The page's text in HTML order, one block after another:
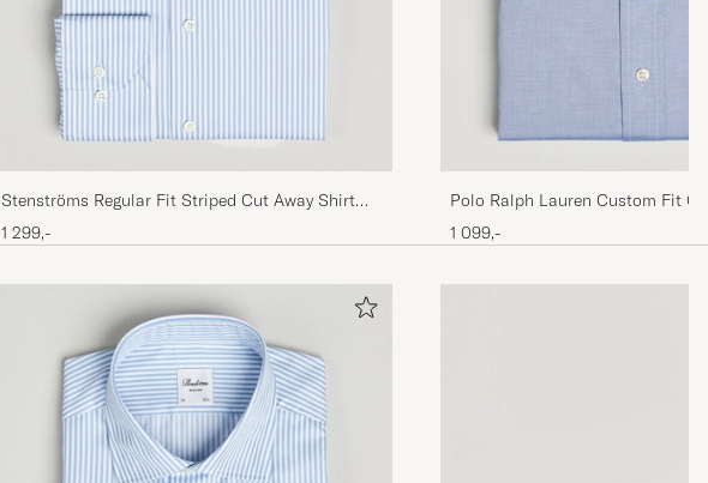
Stenströms Regular Fit Striped Cut Away Shirt
Blue/White
1 299,-
Polo Ralph Lauren Custom Fit
True Blue
1 099,-